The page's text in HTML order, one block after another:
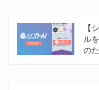
【
ル
の